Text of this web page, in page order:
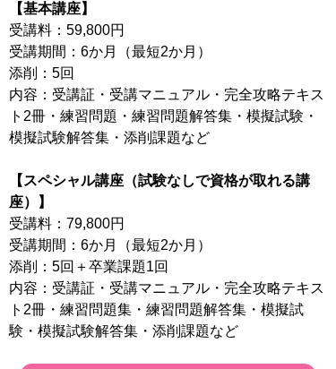
【基本講座】
受講料：59,800円
受講期間：6か月（最短2か月）
添削：5回
内容：受講証・受講マニュアル・完全攻略テキス
ト2冊・練習問題・練習問題解答集・模擬試験・
模擬試験解答集・添削課題など
【スペシャル講座（試験なしで資格が取れる講
座）】
受講料：79,800円
受講期間：6か月（最短2か月）
添削：5回＋卒業課題1回
内容：受講証・受講マニュアル・完全攻略テキス
ト2冊・練習問題集・練習問題解答集・模擬試
験・模擬試験解答集・添削課題など